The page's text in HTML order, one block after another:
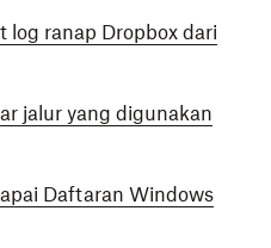
log ranap Dropbox dari
jalur yang digunakan
Daftaran Windows